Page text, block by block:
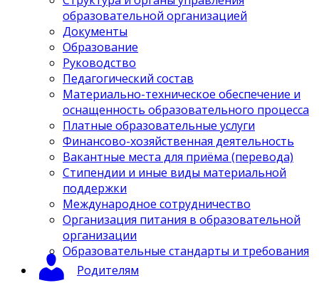
образовательной организацией
Документы
Образование
Руководство
Педагогический состав
Материально-техническое обеспечение и
оснащенность образовательного процесса
Платные образовательные услуги
Финансово-хозяйственная деятельность
Вакантные места для приёма (перевода)
Стипендии и иные виды материальной
поддержки
Международное сотрудничество
Организация питания в образовательной
организации
Образовательные стандарты и требования
Родителям